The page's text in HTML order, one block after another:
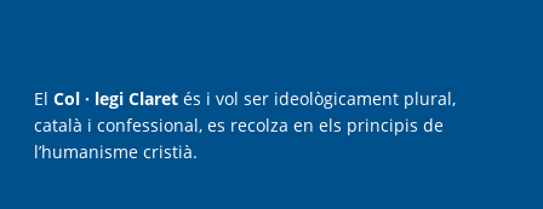
El Col · legi Claretés i vol ser ideològicament plural,
català i confessional, es recolza en els principis de
l’humanisme cristià.